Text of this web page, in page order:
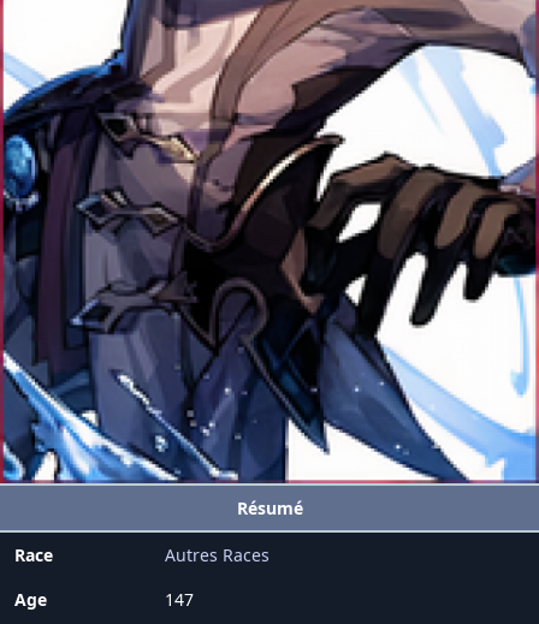
Résumé
Race
Autres Races
Age
147